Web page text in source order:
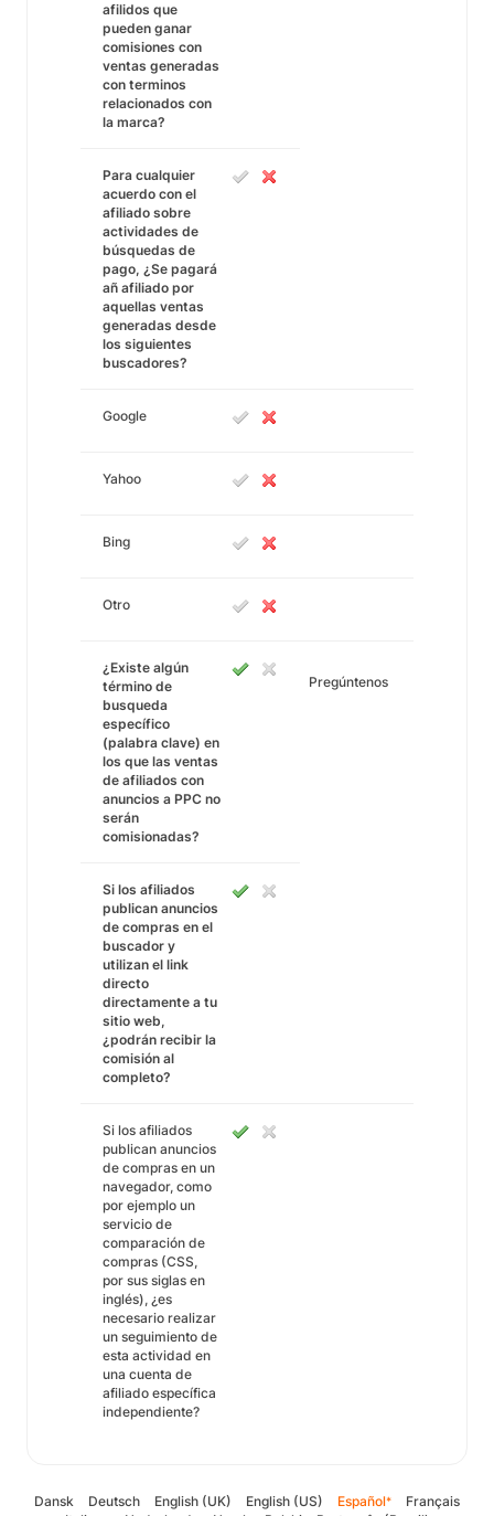
afilidos que
pueden ganar
comisiones con
ventas generadas
con terminos
relacionados con
la marca?
Para cualquier
acuerdo con el
afiliado sobre
actividades de
búsquedas de
pago, ¿Se pagará
añ afiliado por
aquellas ventas
generadas desde
los siguientes
buscadores?
Google
Yahoo
Bing
Otro
¿Existe algún
término de
busqueda
específico
(palabra clave) en
los que las ventas
de afiliados con
anuncios a PPC no
serán
comisionadas?
Pregúntenos
Si los afiliados
publican anuncios
de compras en el
buscador y
utilizan el link
directo
directamente a tu
sitio web,
¿podrán recibir la
comisión al
completo?
Si los afiliados
publican anuncios
de compras en un
navegador, como
por ejemplo un
servicio de
comparación de
compras (CSS,
por sus siglas en
inglés), ¿es
necesario realizar
un seguimiento de
esta actividad en
una cuenta de
afiliado específica
independiente?
Dansk Deutsch English (UK) English (US) Español*
Français